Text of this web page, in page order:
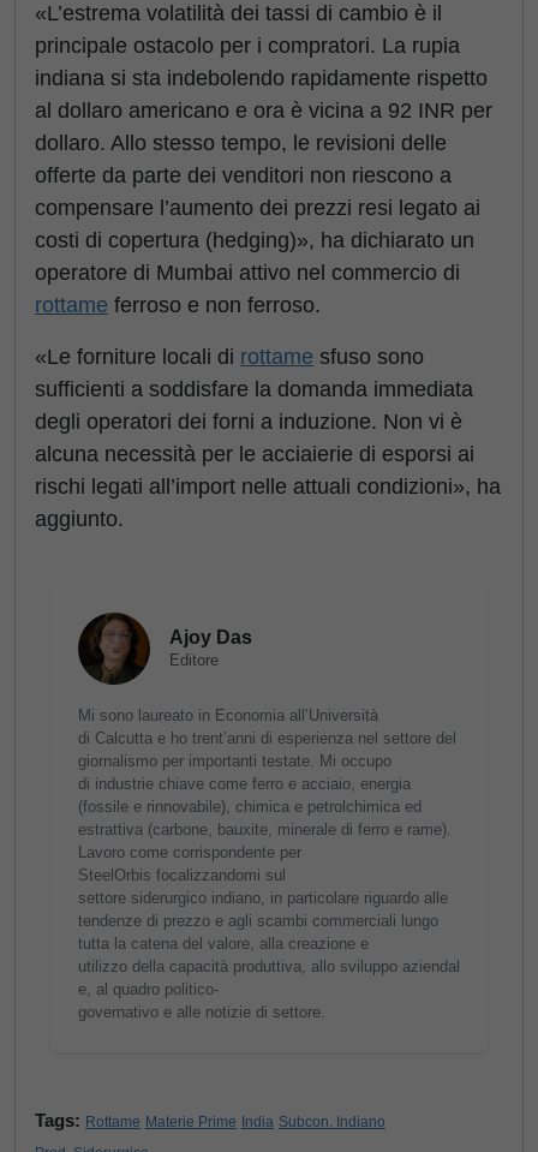
«L’estrema volatilità dei tassi di cambio è il
principale ostacolo per i compratori. La rupia
indiana si sta indebolendo rapidamente rispetto
al dollaro americano e ora è vicina a 92 INR per
dollaro. Allo stesso tempo, le revisioni delle
offerte da parte dei venditori non riescono a
compensare l’aumento dei prezzi resi legato ai
costi di copertura (hedging)», ha dichiarato un
operatore di Mumbai attivo nel commercio di
rottame ferroso e non ferroso.
«Le forniture locali di rottame sfuso sono
sufficienti a soddisfare la domanda immediata
degli operatori dei forni a induzione. Non vi è
alcuna necessità per le acciaierie di esporsi ai
rischi legati all’import nelle attuali condizioni», ha
aggiunto.
Ajoy Das
Editore
Mi sono laureato in Economia all’Università
di Calcutta e ho trent’anni di esperienza nel settore del
giornalismo per importanti testate. Mi occupo
di industrie chiave come ferro e acciaio, energia
(fossile e rinnovabile), chimica e petrolchimica ed
estrattiva (carbone, bauxite, minerale di ferro e rame).
Lavoro come corrispondente per
SteelOrbis focalizzandomi sul
settore siderurgico indiano, in particolare riguardo alle
tendenze di prezzo e agli scambi commerciali lungo
tutta la catena del valore, alla creazione e
utilizzo della capacità produttiva, allo sviluppo aziendal
e, al quadro politico-
governativo e alle notizie di settore.
Tags: Rottame Materie Prime India Subcon. Indiano